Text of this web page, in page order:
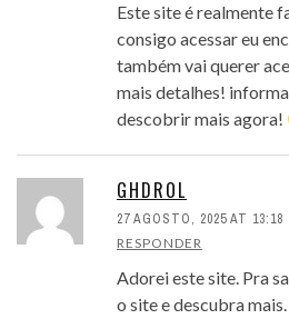
Este site é realmente
consigo acessar eu
também vai querer
mais detalhes!
descobrir mais agora!
GHDROL
27 AGOSTO, 2025 AT 13:18
RESPONDER
Adorei este site. Pra
o site e descubra